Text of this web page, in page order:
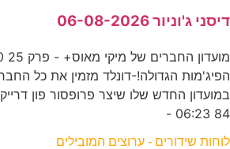
דיסני ג'וניור 06-08-2026
הפיג'מות הגדולה!-דונלד מזמין את כל
84 06:23 -
לוחות שידורים - ערוצים המובילים